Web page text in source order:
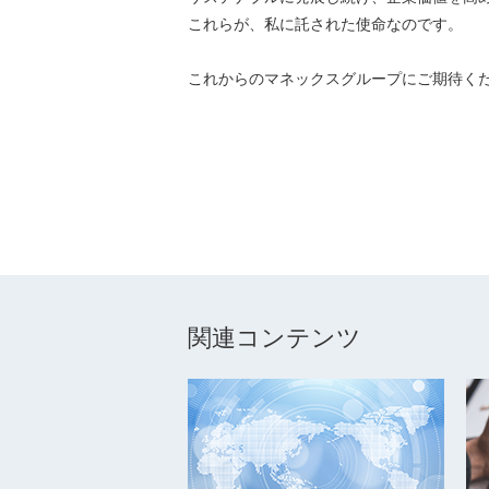
これらが、私に託された使命なのです。
これからのマネックスグループにご期待く
関連コンテンツ